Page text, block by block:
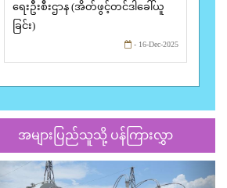
ရေးဦးစီးဌာန (အိတ်ဖွင့်တင်ဒါခေါ်ယူ
ခြင်း)
- 16-Dec-2025
အများပြည်သူသို့ ပန်ကြားလွှာ
Previous Next